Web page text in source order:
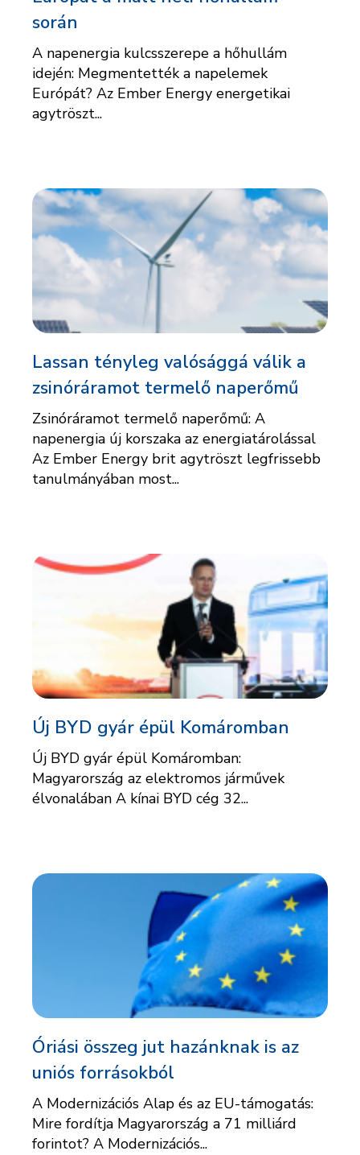
során
A napenergia kulcsszerepe a hőhullám
idején: Megmentették a napelemek
Európát? Az Ember Energy energetikai
agytröszt...
Lassan tényleg valósággá válik a
zsinóráramot termelő naperőmű
Zsinóráramot termelő naperőmű: A
napenergia új korszaka az energiatárolással
Az Ember Energy brit agytröszt legfrissebb
tanulmányában most...
Új BYD gyár épül Komáromban
Új BYD gyár épül Komáromban:
Magyarország az elektromos járművek
élvonalában A kínai BYD cég 32...
Óriási összeg jut hazánknak is az
uniós forrásokból
A Modernizációs Alap és az EU-támogatás:
Mire fordítja Magyarország a 71 milliárd
forintot? A Modernizációs...